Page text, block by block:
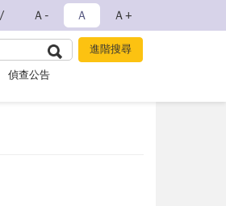
Ａ- Ａ Ａ+
偵查公告